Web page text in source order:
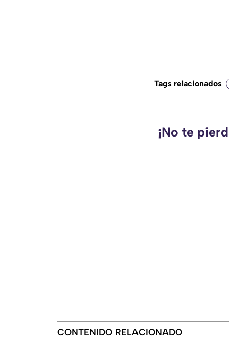
Tags relacionados
¡No te
CONTENIDO RELACIONADO